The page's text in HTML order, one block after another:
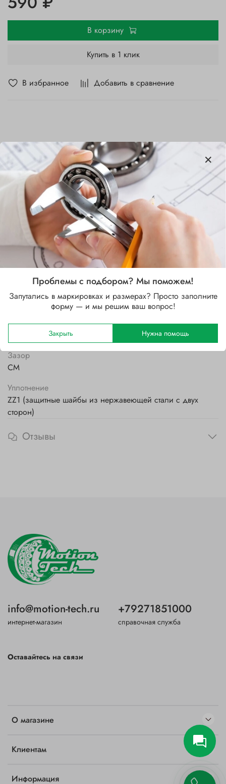
В избранное Добавить в сравнение
В корзину
Купить в 1 клик
Характеристики
Бренд
Внутренний диаметр d, мм
Наружный диаметр D, мм
28
Ширина B, мм
7
Сепаратор
Зазор
CM
Уплотнение
ZZ1 (защитные шайбы из нержавеющей стали с двух
сторон)
Отзывы
О магазине
Клиентам
Информация
info@motion-tech.ru
интернет-магазин
+79271851000
справочная служба
Оставайтесь на связи
Проблемы с подбором? Мы поможем!
Запутались в маркировках и размерах? Просто заполните
форму — и мы решим ваш вопрос!
Закрыть Нужна помощь